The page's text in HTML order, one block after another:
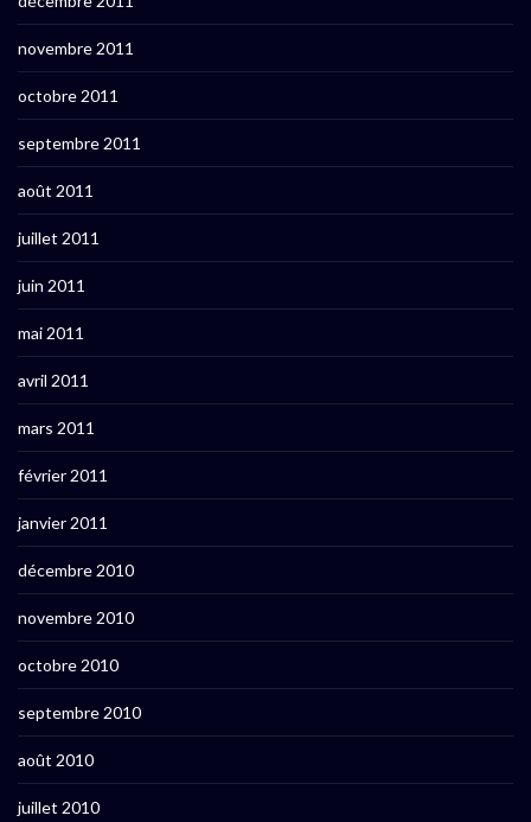
novembre 2011
octobre 2011
septembre 2011
août 2011
juillet 2011
juin 2011
mai 2011
avril 2011
mars 2011
février 2011
janvier 2011
décembre 2010
novembre 2010
octobre 2010
septembre 2010
août 2010
juillet 2010